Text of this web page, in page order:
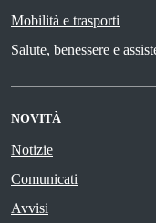
Mobilità e trasporti
Salute, benessere e
NOVITÀ
Notizie
Comunicati
Avvisi